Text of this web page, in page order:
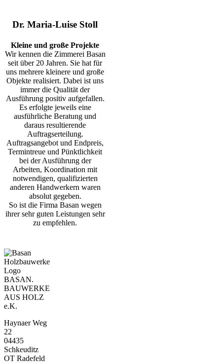
Dr. Maria-Luise Stoll
Kleine und große Projekte
Wir kennen die Zimmerei Basan
seit über 20 Jahren. Sie hat für
uns mehrere kleinere und große
Objekte realisiert. Dabei ist uns
immer die Qualität der
Ausführung positiv aufgefallen.
Es erfolgte jeweils eine
ausführliche Beratung und
daraus resultierende
Auftragserteilung.
Auftragsangebot und Endpreis,
Termintreue und Pünktlichkeit
bei der Ausführung der
Arbeiten, Koordination mit
notwendigen, qualifizierten
anderen Handwerkern waren
absolut gegeben.
So ist die Firma Basan wegen
ihrer sehr guten Leistungen sehr
zu empfehlen.
BASAN.
BAUWERKE
AUS HOLZ
e.K.
Haynaer Weg
22
04435
Schkeuditz
OT Radefeld